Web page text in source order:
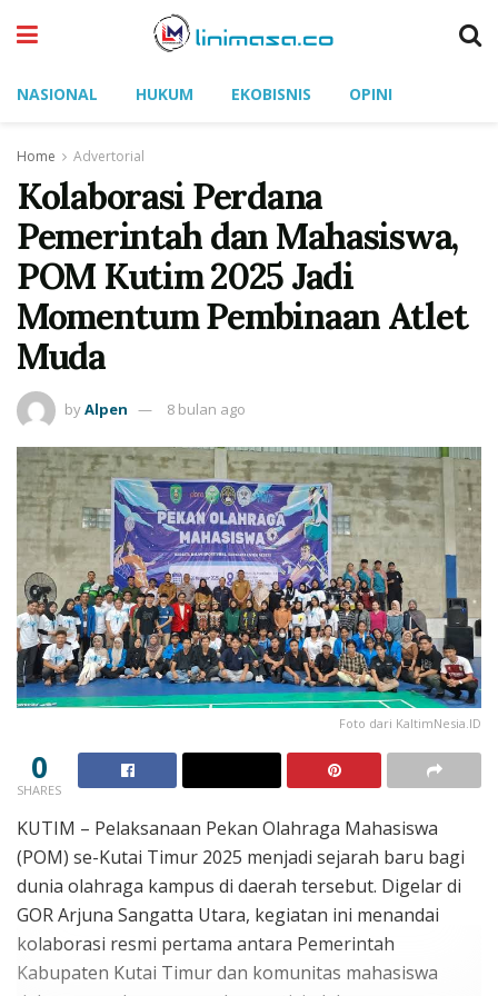
NASIONAL HUKUM EKOBISNIS OPINI
Home Advertorial
Kolaborasi Perdana
Pemerintah dan Mahasiswa,
POM Kutim 2025 Jadi
Momentum Pembinaan Atlet
Muda
byAlpen 8 bulan ago
Foto dari KaltimNesia.ID
0
SHARES
KUTIM – Pelaksanaan Pekan Olahraga Mahasiswa
(POM) se-Kutai Timur 2025 menjadi sejarah baru bagi
dunia olahraga kampus di daerah tersebut. Digelar di
GOR Arjuna Sangatta Utara, kegiatan ini menandai
kolaborasi resmi pertama antara Pemerintah
Kabupaten Kutai Timur dan komunitas mahasiswa